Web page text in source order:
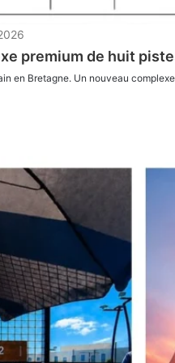
premium de huit
en Bretagne. Un nouveau